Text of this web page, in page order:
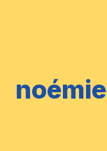
noémie